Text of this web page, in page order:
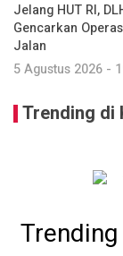
Jelang HUT RI,
Gencarkan
Jalan
5 Agustus 2026 -
Trending di
Trending